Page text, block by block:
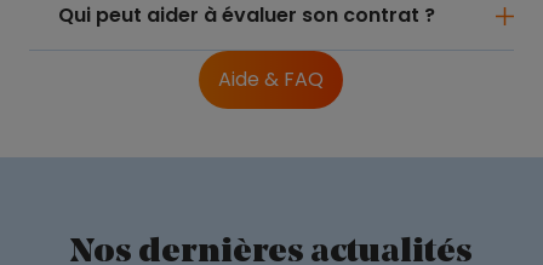
Qui peut aider à évaluer son contrat ?
Aide & FAQ
Nos dernières actualités